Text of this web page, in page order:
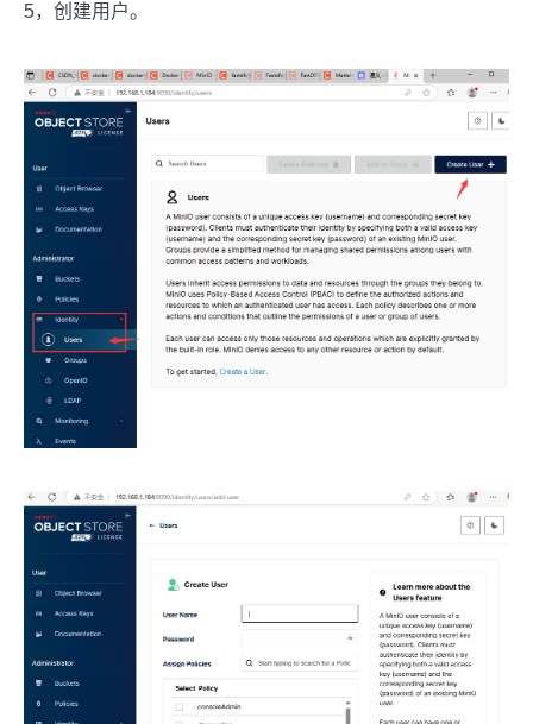
5，创建用户。